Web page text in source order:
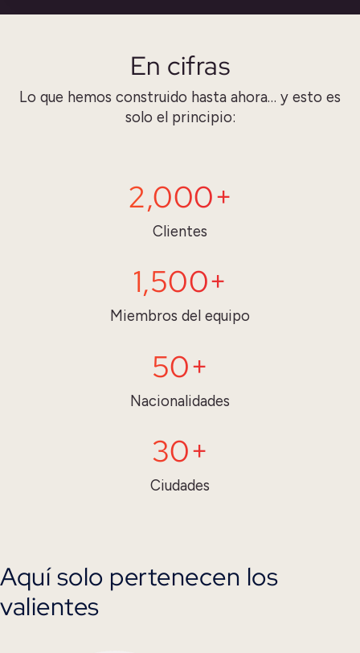
En cifras
Lo que hemos construido hasta ahora… y esto es
solo el principio:
2,000+
Clientes
1,500+
Miembros del equipo
50+
Nacionalidades
30+
Ciudades
Aquí solo pertenecen los
valientes